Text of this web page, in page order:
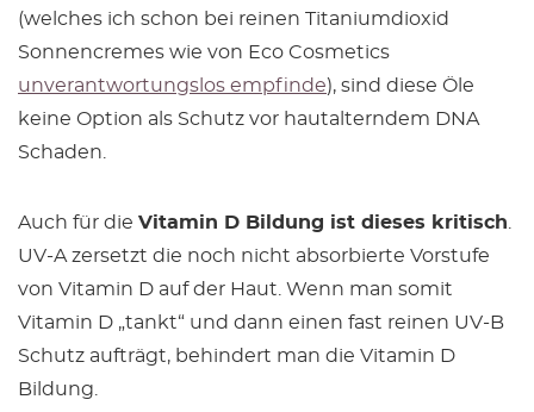
(welches ich schon bei reinen Titaniumdioxid
Sonnencremes wie von Eco Cosmetics
unverantwortungslos empfinde), sind diese Öle
keine Option als Schutz vor hautalterndem DNA
Schaden.
Auch für die Vitamin D Bildung ist dieses kritisch
UV-A zersetzt die noch nicht absorbierte Vorstufe
von Vitamin D auf der Haut. Wenn man somit
Vitamin D „tankt“ und dann einen fast reinen UV-B
Schutz aufträgt, behindert man die Vitamin D
Bildung.